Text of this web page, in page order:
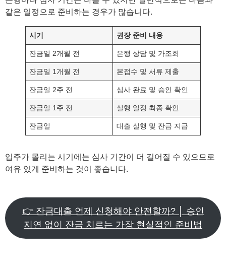
같은 일정으로 준비하는 경우가 많습니다.
시기 권장 준비 내용
잔금일 2개월 전 은행 상담 및 가조회
잔금일 1개월 전 본접수 및 서류 제출
잔금일 2주 전 심사 완료 및 승인 확인
잔금일 1주 전 실행 일정 최종 확인
잔금일 대출 실행 및 잔금 지급
입주가 몰리는 시기에는 심사 기간이 더 길어질 수 있으므로
여유 있게 준비하는 것이 좋습니다.
👉 잔금대출 언제 신청해야 안전할까? │ 승인
지연 없이 잔금 치르는 가장 현실적인 준비법